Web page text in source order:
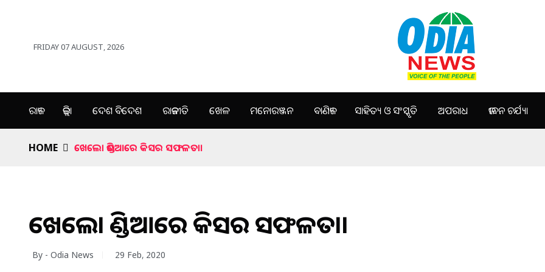
FRIDAY 07 AUGUST, 2026
ରାଜ୍ୟ ଜିଲ୍ଲା ଦେଶ ବିଦେଶ ରାଜନୀତି ଖେଳ ମନୋରଞ୍ଜନ ବାଣିଜ୍ୟ ସାହିତ୍ୟ ଓ ସଂସ୍କୃତି ଅପରାଧ ଜୀବନ ଚର୍ଯ୍ୟା
HOME ଖେଲୋ ଇଣ୍ଡିଆରେ କିସର ସଫଳତା।
ଖେଲୋ ଇଣ୍ଡିଆରେ କିସର ସଫଳତା।
By - Odia News 29 Feb, 2020